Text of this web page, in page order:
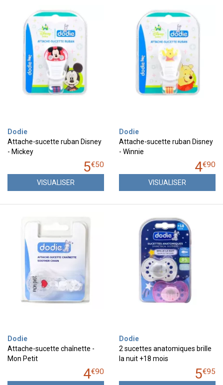
Dodie
Attache-sucette ruban Disney
- Mickey
5€50
VISUALISER
Dodie
Attache-sucette ruban Disney
- Winnie
4€90
VISUALISER
Dodie
Attache-sucette chaînette -
Mon Petit
4€90
Dodie
2 sucettes anatomiques brille
la nuit +18 mois
5€95